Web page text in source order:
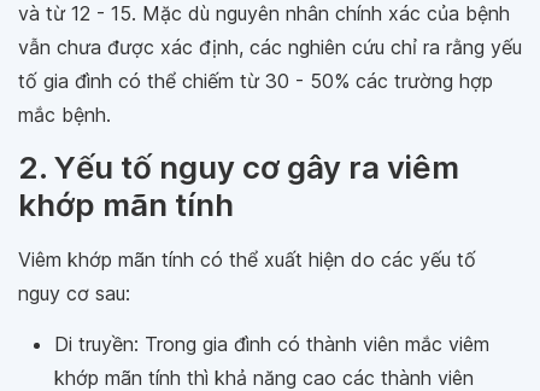
và từ 12 - 15. Mặc dù nguyên nhân chính xác của bệnh
vẫn chưa được xác định, các nghiên cứu chỉ ra rằng yếu
tố gia đình có thể chiếm từ 30 - 50% các trường hợp
mắc bệnh.
2. Yếu tố nguy cơ gây ra viêm
khớp mãn tính
Viêm khớp mãn tính có thể xuất hiện do các yếu tố
nguy cơ sau:
Di truyền: Trong gia đình có thành viên mắc viêm
khớp mãn tính thì khả năng cao các thành viên